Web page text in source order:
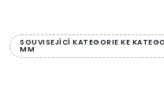
vSOUVISEJÍCÍ KATEGORIE KE
MM